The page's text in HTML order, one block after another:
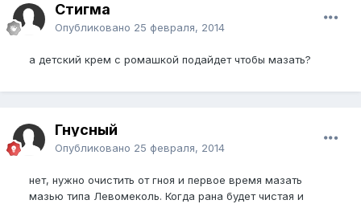
Стигма
Опубликовано 25 февраля, 2014
а детский крем с ромашкой подайдет чтобы мазать?
Гнусный
Опубликовано 25 февраля, 2014
нет, нужно очистить от гноя и первое время мазать
мазью типа Левомеколь. Когда рана будет чистая и